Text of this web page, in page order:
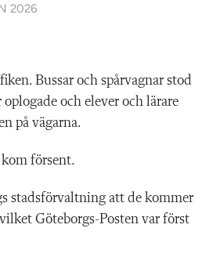
2026
Bussar och spårvagnar stod
och elever och lärare
på vägarna.
försent.
stadsförvaltning att de kommer
Göteborgs-Posten var först